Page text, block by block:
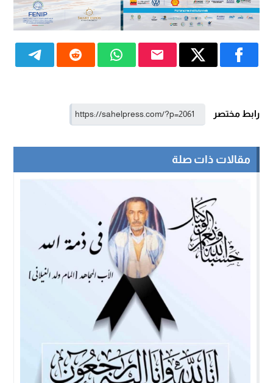
رابط مختصر
مقالات ذات صلة